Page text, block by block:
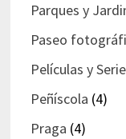
Parques y
Paseo
Películas y
Peñíscola (4)
Praga (4)